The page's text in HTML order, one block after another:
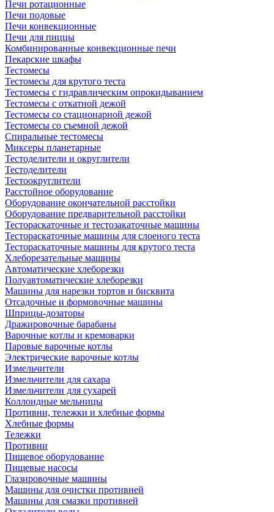
Печи ротационные
Печи подовые
Печи конвекционные
Печи для пиццы
Комбинированные конвекционные печи
Пекарские шкафы
Тестомесы
Тестомесы для крутого теста
Тестомесы с гидравлическим опрокидыванием
Тестомесы с откатной дежой
Тестомесы со стационарной дежой
Тестомесы со съемной дежой
Спиральные тестомесы
Миксеры планетарные
Тестоделители и округлители
Тестоделители
Тестоокруглители
Расстойное оборудование
Оборудование окончательной расстойки
Оборудование предварительной расстойки
Тестораскаточные и тестозакаточные машины
Тестораскаточные машины для слоеного теста
Тестораскаточные машины для крутого теста
Хлеборезательные машины
Автоматические хлеборезки
Полуавтоматические хлеборезки
Машины для нарезки тортов и бисквита
Отсадочные и формовочные машины
Шприцы-дозаторы
Дражировочные барабаны
Варочные котлы и кремоварки
Паровые варочные котлы
Электрические варочные котлы
Измельчители
Измельчители для сахара
Измельчители для сухарей
Коллоидные мельницы
Противни, тележки и хлебные формы
Хлебные формы
Тележки
Противни
Пищевое оборудование
Пищевые насосы
Глазировочные машины
Машины для очистки противней
Машины для смазки противней